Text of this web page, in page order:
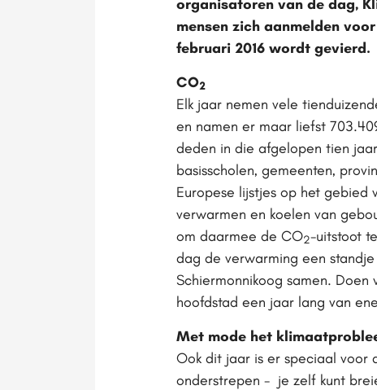
organisatoren van de dag,
mensen zich aanmelden
februari 2016 wordt gevierd.
CO2
Elk jaar nemen vele
en namen er maar liefst
deden in die afgelopen tien
basisscholen, gemeenten,
Europese lijstjes op het gebied
verwarmen en koelen van
om daarmee de CO2-uitstoot
dag de verwarming een
Schiermonnikoog samen.
hoofdstad een jaar lang van
Met mode het
Ook dit jaar is er speciaal voor
onderstrepen - je zelf kunt